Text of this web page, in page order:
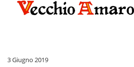
3 Giugno 2019